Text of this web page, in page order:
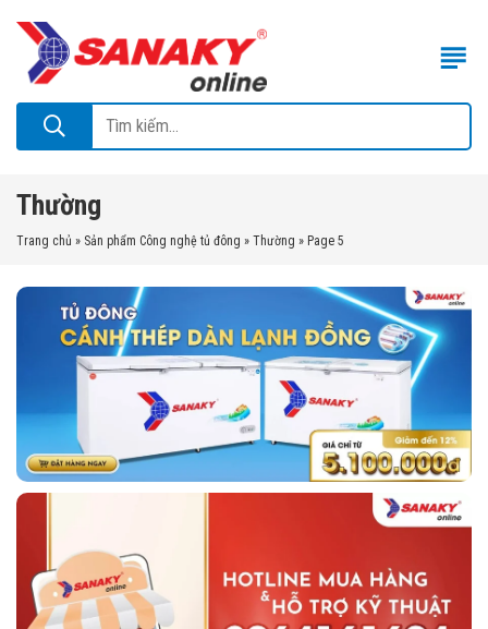
Thường
Trang chủ » Sản phẩm Công nghệ tủ đông » Thường » Page 5